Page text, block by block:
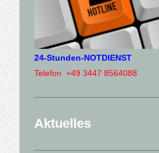
24-Stunden-NOTDIENST
Telefon +49 3447 8564088
Aktuelles